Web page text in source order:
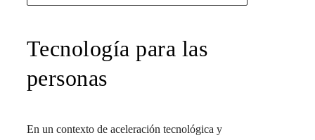
Tecnología para las
personas
En un contexto de aceleración tecnológica y